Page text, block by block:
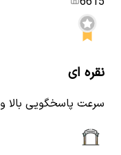
نقره ای
سرعت پاسخگویی بالا